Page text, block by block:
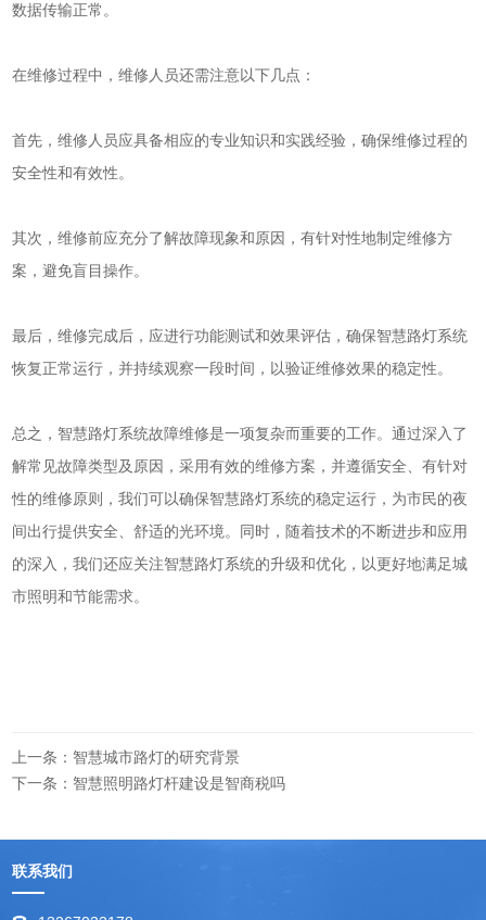
数据传输正常。
在维修过程中，维修人员还需注意以下几点：
首先，维修人员应具备相应的专业知识和实践经验，确保维修过程的
安全性和有效性。
其次，维修前应充分了解故障现象和原因，有针对性地制定维修方
案，避免盲目操作。
最后，维修完成后，应进行功能测试和效果评估，确保智慧路灯系统
恢复正常运行，并持续观察一段时间，以验证维修效果的稳定性。
总之，智慧路灯系统故障维修是一项复杂而重要的工作。通过深入了
解常见故障类型及原因，采用有效的维修方案，并遵循安全、有针对
性的维修原则，我们可以确保智慧路灯系统的稳定运行，为市民的夜
间出行提供安全、舒适的光环境。同时，随着技术的不断进步和应用
的深入，我们还应关注智慧路灯系统的升级和优化，以更好地满足城
市照明和节能需求。
上一条：智慧城市路灯的研究背景
下一条：智慧照明路灯杆建设是智商税吗
联系我们